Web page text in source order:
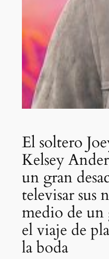
El soltero
Kelsey
un gran
televisar sus
medio de un
el viaje de
la boda